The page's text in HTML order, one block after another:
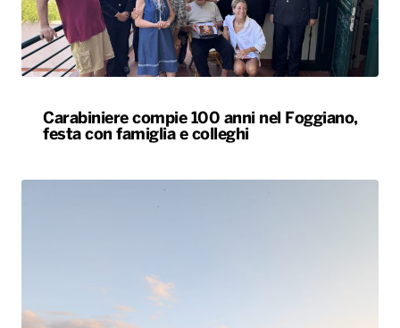
Carabiniere compie 100 anni nel Foggiano,
festa con famiglia e colleghi